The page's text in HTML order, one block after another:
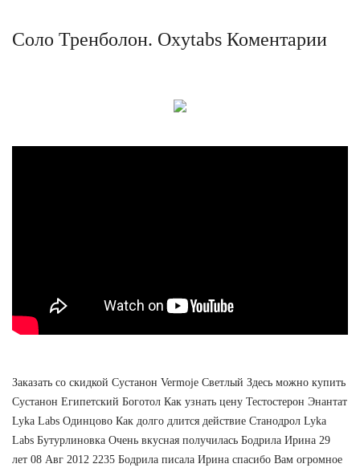
Соло Тренболон. Oxytabs Коментарии
Заказать со скидкой Сустанон Vermoje Светлый Здесь можно купить
Сустанон Египетский Боготол Как узнать цену Тестостерон Энантат
Lyka Labs Одинцово Как долго длится действие Станодрол Lyka
Labs Бутурлиновка Очень вкусная получилась Бодрила Ирина 29
лет 08 Авг 2012 2235 Бодрила писала Ирина спасибо Вам огромное